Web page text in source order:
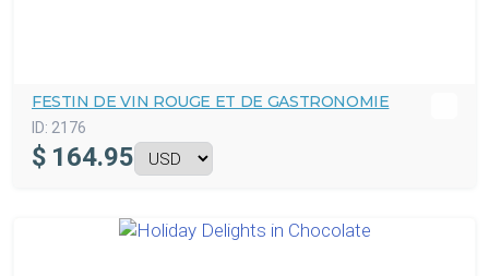
FESTIN DE VIN ROUGE ET DE GASTRONOMIE
ID: 2176
$ 164.95